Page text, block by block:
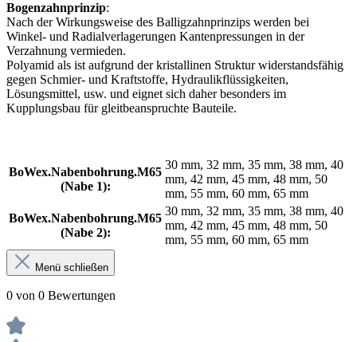
Bogenzahnprinzip:
Nach der Wirkungsweise des Balligzahnprinzips werden bei
Winkel- und Radialverlagerungen Kantenpressungen in der
Verzahnung vermieden.
Polyamid als ist aufgrund der kristallinen Struktur widerstandsfähig
gegen Schmier- und Kraftstoffe, Hydraulikflüssigkeiten,
Lösungsmittel, usw. und eignet sich daher besonders im
Kupplungsbau für gleitbeanspruchte Bauteile.
BoWex.Nabenbohrung.M65
(Nabe 1):
30 mm, 32 mm, 35 mm, 38 mm, 40
mm, 42 mm, 45 mm, 48 mm, 50
mm, 55 mm, 60 mm, 65 mm
BoWex.Nabenbohrung.M65
(Nabe 2):
30 mm, 32 mm, 35 mm, 38 mm, 40
mm, 42 mm, 45 mm, 48 mm, 50
mm, 55 mm, 60 mm, 65 mm
Menü schließen
0 von 0 Bewertungen